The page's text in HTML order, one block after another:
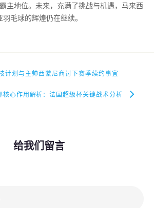
主地位。未来，充满了挑战与机遇，马来西
羽毛球的辉煌仍在继续。
计划与主帅西蒙尼商讨下赛季续约事宜
核心作用解析：法国超级杯关键战术分析
给我们留言